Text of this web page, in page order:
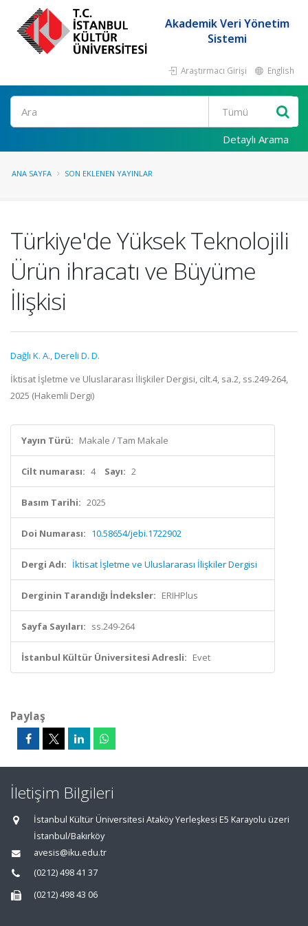
Akademik Veri Yönetim
Sistemi
Araştırmacı Girişi English
Ara
Detaylı Arama
ANA SAYFA SON EKLENEN YAYINLAR
Türkiye'de Yüksek Teknolojili
Ürün ihracatı ve Büyüme
İlişkisi
Dağlı K. A.,Dereli D. D.
İktisat İşletme ve Uluslararası İlişkiler Dergisi, cilt.4, sa.2, ss.249-264,
2025 (Hakemli Dergi)
Yayın Türü: Makale / Tam Makale
Cilt numarası: 4 Sayı: 2
Basım Tarihi: 2025
Doi Numarası: 10.58654/jebi.1722902
Dergi Adı: İktisat İşletme ve Uluslararası İlişkiler Dergisi
Derginin Tarandığı İndeksler: ERIHPlus
Sayfa Sayıları: ss.249-264
İstanbul Kültür Üniversitesi Adresli: Evet
Paylaş
İletişim Bilgileri
İstanbul Kültür Üniversitesi Ataköy Yerleşkesi E5 Karayolu üzeri
İstanbul/Bakırköy
avesis@iku.edu.tr
(0212) 498 41 37
(0212) 498 43 06